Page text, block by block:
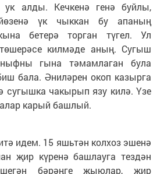
ук алды. Кечкенә генә буйлы,
үк чыккан бу апаның
бетерә торган түгел. Ул
килмәде аның. Сугыш
гына тәмамлаган була
бала. Әниләрен окоп казырга
сугышка чакырып язу килә. Үзе
карый башлый.
идем. 15 яшьтән колхоз эшенә
җир күренә башлауга тездән
бәрәңге җыюлар, җир